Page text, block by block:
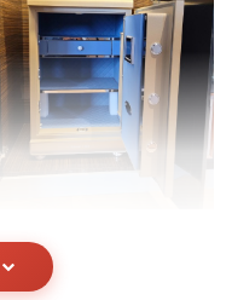
LB79-S5II vân